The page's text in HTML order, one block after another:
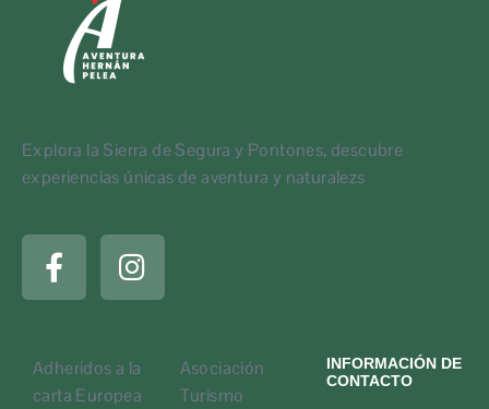
Explora la Sierra de Segura y Pontones, descubre
experiencias únicas de aventura y naturalezs
Adheridos a la
carta Europea
Asociación
Turismo
INFORMACIÓN DE
CONTACTO